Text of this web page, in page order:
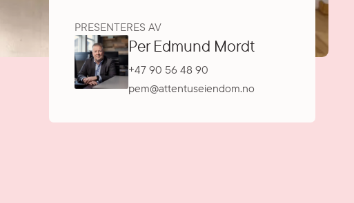
PRESENTERES AV
Per Edmund Mordt
+47 90 56 48 90
pem@attentuseiendom.no